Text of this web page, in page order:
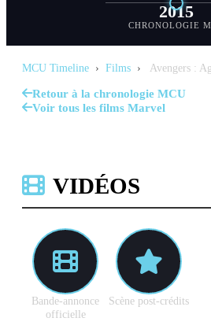
2015
CHRONOLOGIE
MCU Timeline › Films › Avengers :
Retour à la chronologie MCU
Voir tous les films Marvel
VIDÉOS
Bande-annonce
officielle
Scène post-crédits